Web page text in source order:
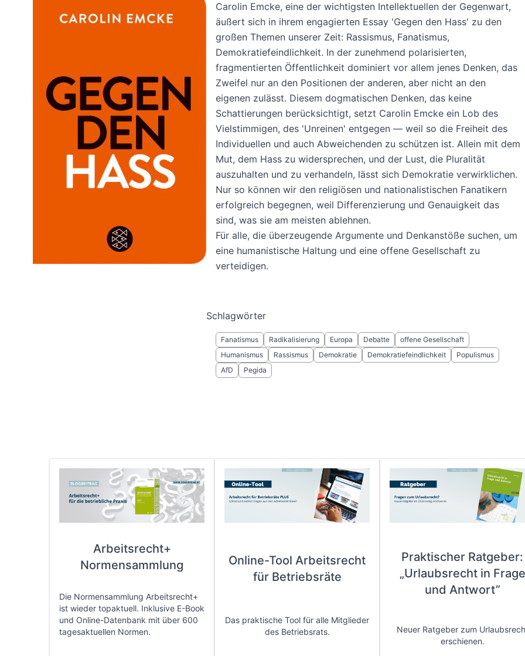
Carolin Emcke, eine der wichtigsten Intellektuellen der Gegenwart,
äußert sich in ihrem engagierten Essay 'Gegen den Hass' zu den
großen Themen unserer Zeit: Rassismus, Fanatismus,
Demokratiefeindlichkeit. In der zunehmend polarisierten,
fragmentierten Öffentlichkeit dominiert vor allem jenes Denken, das
Zweifel nur an den Positionen der anderen, aber nicht an den
eigenen zulässt. Diesem dogmatischen Denken, das keine
Schattierungen berücksichtigt, setzt Carolin Emcke ein Lob des
Vielstimmigen, des 'Unreinen' entgegen — weil so die Freiheit des
Individuellen und auch Abweichenden zu schützen ist. Allein mit dem
Mut, dem Hass zu widersprechen, und der Lust, die Pluralität
auszuhalten und zu verhandeln, lässt sich Demokratie verwirklichen.
Nur so können wir den religiösen und nationalistischen Fanatikern
erfolgreich begegnen, weil Differenzierung und Genauigkeit das
sind, was sie am meisten ablehnen.
Für alle, die überzeugende Argumente und Denkanstöße suchen, um
eine humanistische Haltung und eine offene Gesellschaft zu
verteidigen.
Schlagwörter
Fanatismus Radikalisierung Europa Debatte
offene Gesellschaft
Humanismus
Rassismus Demokratie Demokratiefeindlichkeit
Populismus
AfD
Pegida
Arbeitsrecht+
Normensammlung
Die Normensammlung Arbeitsrecht+
ist wieder topaktuell. Inklusive E-Book
und Online-Datenbank mit über 600
tagesaktuellen Normen.
Online-Tool Arbeitsrecht
für Betriebsräte
Das praktische Tool für alle Mitglieder
des Betriebsrats.
Praktischer Ratgeber:
„Urlaubsrecht in Frage
und Antwort”
Neuer Ratgeber zum
erschienen.